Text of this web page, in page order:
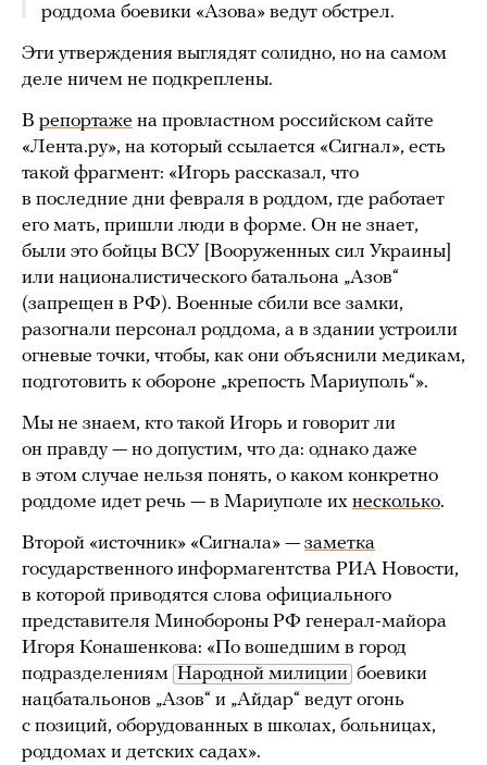
роддома боевики «Азова» ведут обстрел.
Эти утверждения выглядят солидно, но на самом
деле ничем не подкреплены.
В репортаже на провластном российском сайте
«Лента.ру», на который ссылается «Сигнал», есть
такой фрагмент: «Игорь рассказал, что
в последние дни февраля в роддом, где работает
его мать, пришли люди в форме. Он не знает,
были это бойцы ВСУ [Вооруженных сил Украины]
или националистического батальона „Азов“
(запрещен в РФ). Военные сбили все замки,
разогнали персонал роддома, а в здании устроили
огневые точки, чтобы, как они объяснили медикам,
подготовить к обороне „крепость Мариуполь“».
Мы не знаем, кто такой Игорь и говорит ли
он правду — но допустим, что да: однако даже
в этом случае нельзя понять, о каком конкретно
роддоме идет речь — в Мариуполе их несколько.
Второй «источник» «Сигнала» — заметка
государственного информагентства РИА Новости,
в которой приводятся слова официального
представителя Минобороны РФ генерал-майора
Игоря Конашенкова: «По вошедшим в город
подразделениям Народной милиции боевики
нацбатальонов „Азов“ и „Айдар“ ведут огонь
с позиций, оборудованных в школах, больницах,
роддомах и детских садах».